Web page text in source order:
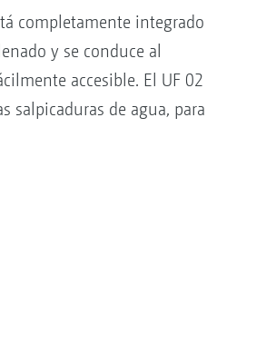
completamente integrado
y se conduce al
accesible. El UF 02
salpicaduras de agua, para